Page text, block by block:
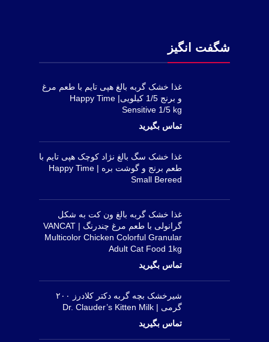
شگفت انگیز
غذا خشک گربه بالغ هپی تایم با طعم مرغ
و برنج 1/5 کیلویی| Happy Time
Sensitive 1/5 kg
غذا خشک سگ بالغ نژاد کوچک هپی تایم با
طعم برنج و گوشت بره | Happy Time
Small Bereed
غذا خشک گربه بالغ ون کت به شکل
گرانولی با طعم مرغ چندرنگ | VANCAT
Multicolor Chicken Colorful Granular
Adult Cat Food 1kg
شیرخشک بچه گربه دکتر کلادرز ۲۰۰
گرمی | Dr. Clauder’s Kitten Milk